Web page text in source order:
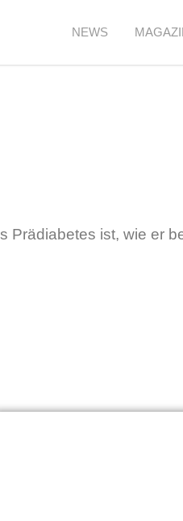
NEWS
Prädiabetes ist, wie er